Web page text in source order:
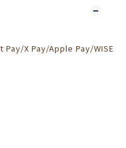
X Pay/Apple Pay/WISE